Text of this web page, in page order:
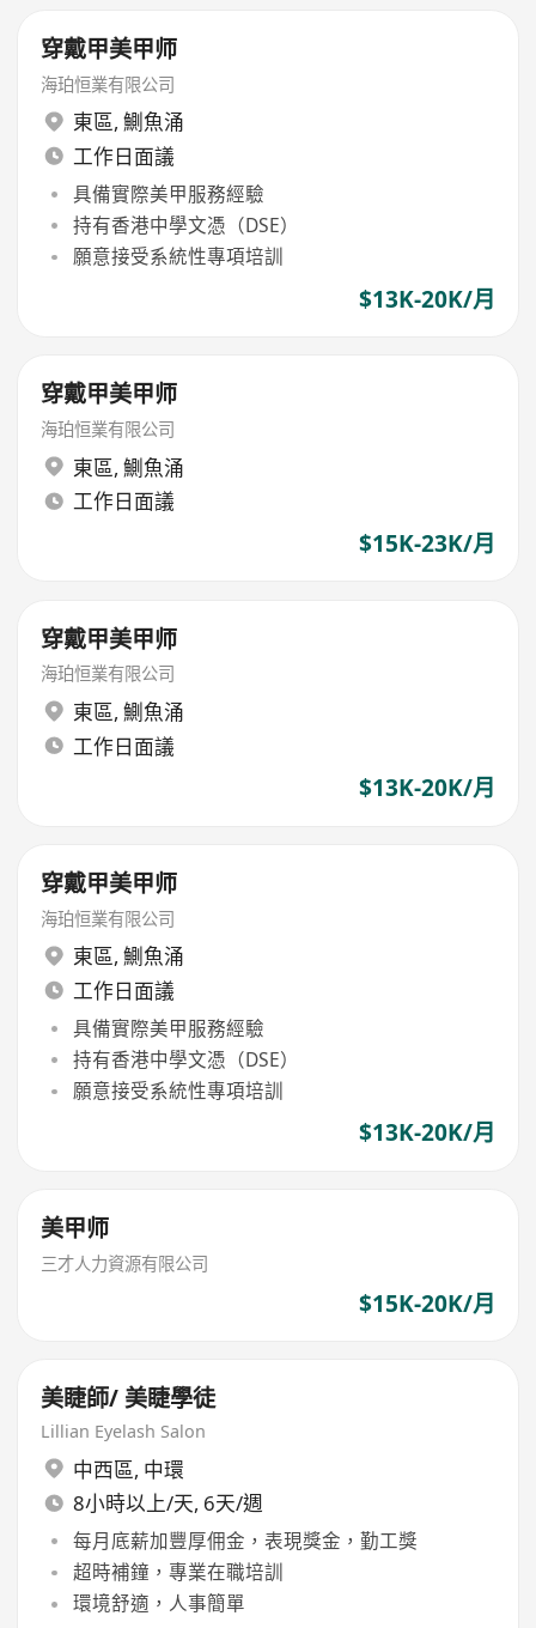
穿戴甲美甲师
海珀恒業有限公司
東區, 鰂魚涌
工作日面議
具備實際美甲服務經驗
持有香港中學文憑（DSE）
願意接受系統性專項培訓
$13K-20K/月
穿戴甲美甲师
海珀恒業有限公司
東區, 鰂魚涌
工作日面議
$15K-23K/月
穿戴甲美甲师
海珀恒業有限公司
東區, 鰂魚涌
工作日面議
$13K-20K/月
穿戴甲美甲师
海珀恒業有限公司
東區, 鰂魚涌
工作日面議
具備實際美甲服務經驗
持有香港中學文憑（DSE）
願意接受系統性專項培訓
$13K-20K/月
美甲师
三才人力資源有限公司
$15K-20K/月
美睫師/ 美睫學徒
Lillian Eyelash Salon
中西區, 中環
8小時以上/天, 6天/週
每月底薪加豐厚佣金，表現獎金，勤工獎
超時補鐘，專業在職培訓
環境舒適，人事簡單